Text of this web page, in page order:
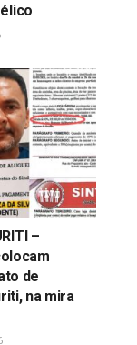
–
de
na mira